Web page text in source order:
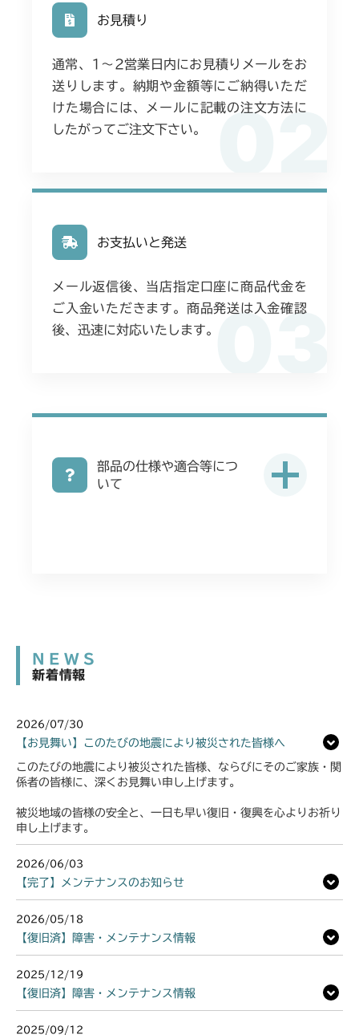
ミッション FIG2 第2軸
本体 FIG19 刈刃ケースAssy(Right)
ミッション FIG2 第2軸02
お見積り
通常、1〜2営業日内にお見積りメールをお
送りします。納期や金額等にご納得いただ
けた場合には、メールに記載の注文方法に
したがってご注文下さい。
03
お支払いと発送
メール返信後、当店指定口座に商品代金を
ご入金いただきます。商品発送は入金確認
後、迅速に対応いたします。
部品の仕様や適合等につ
いて
NEWS
新着情報
2026/07/30
【お見舞い】このたびの地震により被災された皆様へ
このたびの地震により被災された皆様、ならびにそのご家族・関
係者の皆様に、深くお見舞い申し上げます。
被災地域の皆様の安全と、一日も早い復旧・復興を心よりお祈り
申し上げます。
2026/06/03
【完了】メンテナンスのお知らせ
2026/05/18
【復旧済】障害・メンテナンス情報
2025/12/19
【復旧済】障害・メンテナンス情報
2025/09/12